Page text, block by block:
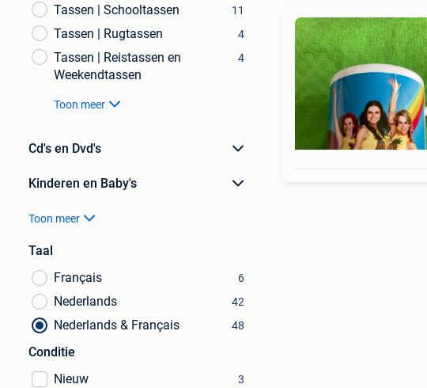
Tassen | Schooltassen 11
Tassen | Rugtassen 4
Tassen | Reistassen en
Weekendtassen
4
Toon meer
Cd's en Dvd's
Kinderen en Baby's
Toon meer
Taal
Français
6
Nederlands 42
Nederlands & Français 48
Conditie
Nieuw
3